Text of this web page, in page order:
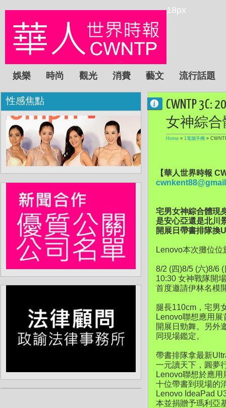
18px
娛樂 時尚 觀光 消費 藝文 流行話題
CWNTP
女神綜合
Home » 1電腦手機 »
【華人世界時報
宅男女神綜合體現
是安心亞還是北川
開展日帶書排隊換
Lenovo本次攤位
8/2 (四)8/5 (六)8/6 (
10:30 女神戰隊開
首度邀請伊林名模
腿長110cm，宅男
Lenovo聯想應用
開展日勁舞。另外
同現場鑑定。
帶書排隊拿最新
一元讀天下，圓夢
Lenovo聯想於應
十位帶書到現場的
Lenovo IdeaPad
本並捐贈予瑪利亞
性感焦點